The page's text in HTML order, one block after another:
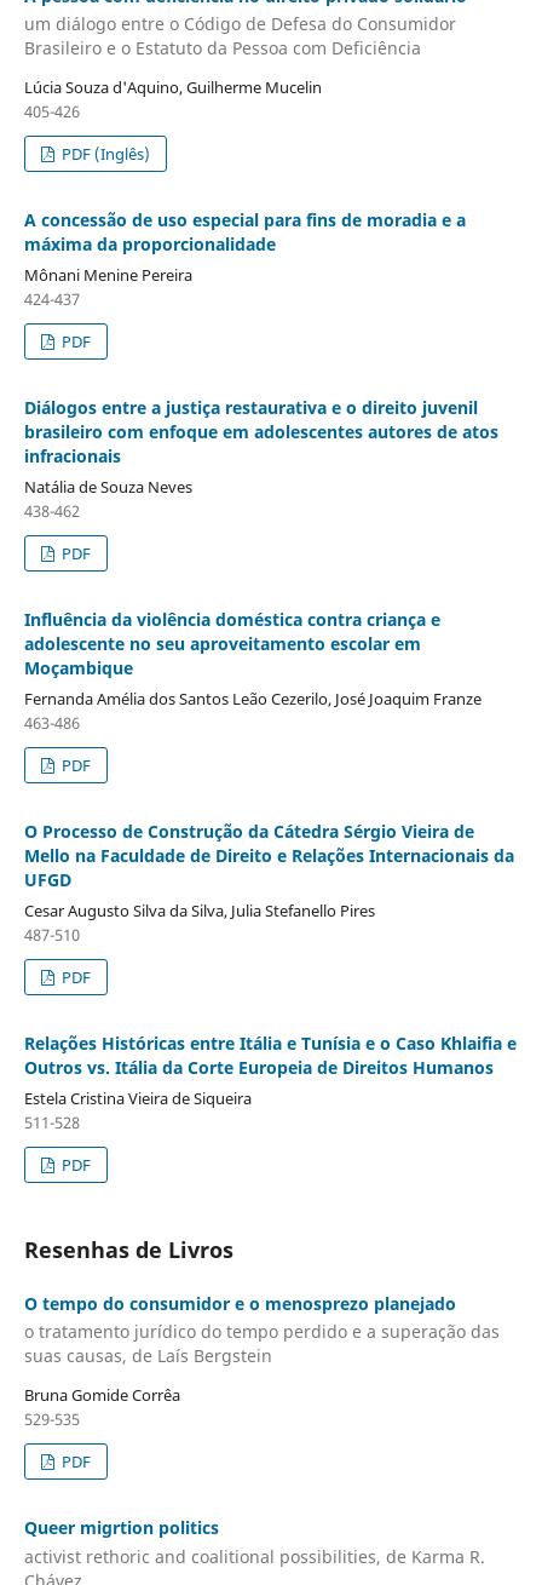
um diálogo entre o Código de Defesa do Consumidor
Brasileiro e o Estatuto da Pessoa com Deficiência
Lúcia Souza d'Aquino, Guilherme Mucelin
405-426
PDF (Inglês)
A concessão de uso especial para fins de moradia e a
máxima da proporcionalidade
Mônani Menine Pereira
424-437
PDF
Diálogos entre a justiça restaurativa e o direito juvenil
brasileiro com enfoque em adolescentes autores de atos
infracionais
Natália de Souza Neves
438-462
PDF
Influência da violência doméstica contra criança e
adolescente no seu aproveitamento escolar em
Moçambique
Fernanda Amélia dos Santos Leão Cezerilo, José Joaquim Franze
463-486
PDF
O Processo de Construção da Cátedra Sérgio Vieira de
Mello na Faculdade de Direito e Relações Internacionais da
UFGD
Cesar Augusto Silva da Silva, Julia Stefanello Pires
487-510
PDF
Relações Históricas entre Itália e Tunísia e o Caso Khlaifia e
Outros vs. Itália da Corte Europeia de Direitos Humanos
Estela Cristina Vieira de Siqueira
511-528
PDF
Resenhas de Livros
O tempo do consumidor e o menosprezo planejado
o tratamento jurídico do tempo perdido e a superação das
suas causas, de Laís Bergstein
Bruna Gomide Corrêa
529-535
PDF
Queer migrtion politics
activist rethoric and coalitional possibilities, de Karma R.